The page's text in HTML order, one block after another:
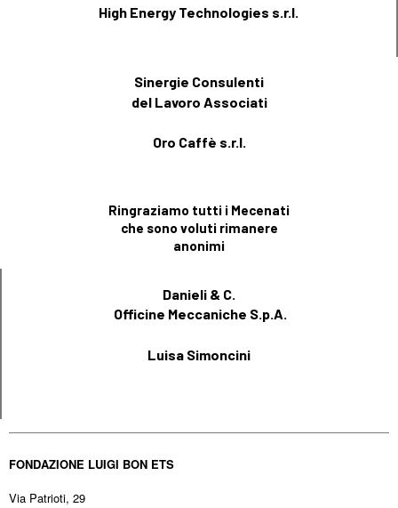
High Energy Technologies s.r.l.
Sinergie Consulenti
del Lavoro Associati
Oro Caffè s.r.l.
Ringraziamo tutti i Mecenati
che sono voluti rimanere
anonimi
Danieli & C.
Officine Meccaniche S.p.A.
Luisa Simoncini
FONDAZIONE LUIGI BON ETS
Via Patrioti, 29